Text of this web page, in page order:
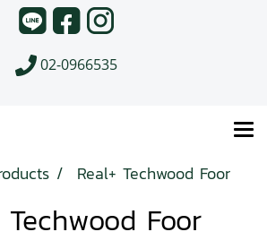
02-0966535
Real+ Techwood Foor
Techwood Foor